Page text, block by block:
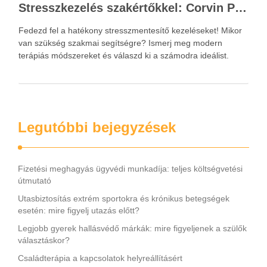
Stresszkezelés szakértőkkel: Corvin Pszichológia – a modern terápiás megoldások útmutatója
Fedezd fel a hatékony stresszmentesítő kezeléseket! Mikor
van szükség szakmai segítségre? Ismerj meg modern
terápiás módszereket és válaszd ki a számodra ideálist.
Legutóbbi bejegyzések
Fizetési meghagyás ügyvédi munkadíja: teljes költségvetési
útmutató
Utasbiztosítás extrém sportokra és krónikus betegségek
esetén: mire figyelj utazás előtt?
Legjobb gyerek hallásvédő márkák: mire figyeljenek a szülők
választáskor?
Családterápia a kapcsolatok helyreállításért